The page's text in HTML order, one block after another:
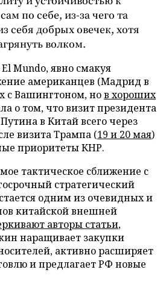
по себе, из-за чего та
себя добрых овечек, хотя
волком.
Mundo, явно смакуя
американцев (Мадрид в
с Вашингтоном, нов хороших
о том, что визит президента
в Китай всего через
визита Трампа (19 и 20 мая)
приоритеты КНР.
тактическое сближение с
стратегический
одним из очевидных и
китайской внешней
авторы статьи,
наращивает закупки
активно расширяет
и предлагает РФ новые